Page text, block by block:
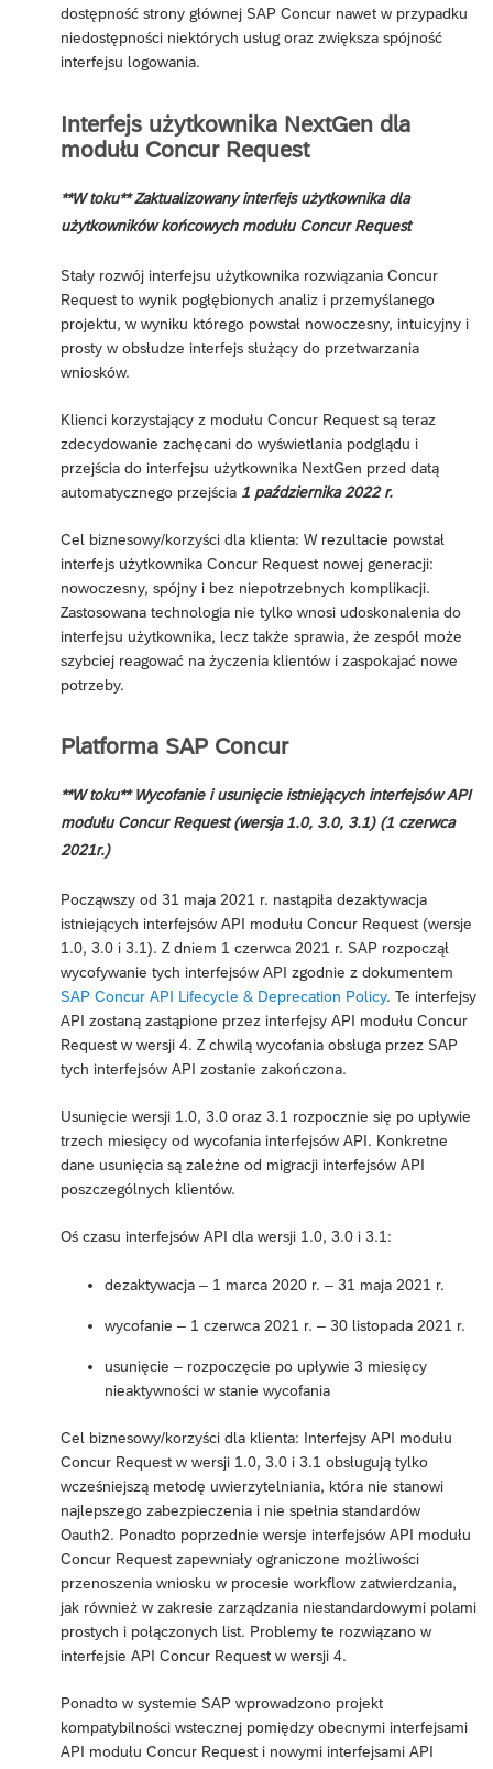
dostępność strony głównej SAP Concur nawet w przypadku
niedostępności niektórych usług oraz zwiększa spójność
interfejsu logowania.
Interfejs użytkownika NextGen dla
modułu Concur Request
**W toku** Zaktualizowany interfejs użytkownika dla
użytkowników końcowych modułu Concur Request
Stały rozwój interfejsu użytkownika rozwiązania Concur
Request to wynik pogłębionych analiz i przemyślanego
projektu, w wyniku którego powstał nowoczesny, intuicyjny i
prosty w obsłudze interfejs służący do przetwarzania
wniosków.
Klienci korzystający z modułu Concur Request są teraz
zdecydowanie zachęcani do wyświetlania podglądu i
przejścia do interfejsu użytkownika NextGen przed datą
automatycznego przejścia 1 października 2022 r.
Cel biznesowy/korzyści dla klienta: W rezultacie powstał
interfejs użytkownika Concur Request nowej generacji:
nowoczesny, spójny i bez niepotrzebnych komplikacji.
Zastosowana technologia nie tylko wnosi udoskonalenia do
interfejsu użytkownika, lecz także sprawia, że zespół może
szybciej reagować na życzenia klientów i zaspokajać nowe
potrzeby.
Platforma SAP Concur
**W toku** Wycofanie i usunięcie istniejących interfejsów API
modułu Concur Request (wersja 1.0, 3.0, 3.1) (1 czerwca
2021r.)
Począwszy od 31 maja 2021 r. nastąpiła dezaktywacja
istniejących interfejsów API modułu Concur Request (wersje
1.0, 3.0 i 3.1). Z dniem 1 czerwca 2021 r. SAP rozpoczął
wycofywanie tych interfejsów API zgodnie z dokumentem
SAP Concur API Lifecycle & Deprecation Policy. Te interfejsy
API zostaną zastąpione przez interfejsy API modułu Concur
Request w wersji 4. Z chwilą wycofania obsługa przez SAP
tych interfejsów API zostanie zakończona.
Usunięcie wersji 1.0, 3.0 oraz 3.1 rozpocznie się po upływie
trzech miesięcy od wycofania interfejsów API. Konkretne
dane usunięcia są zależne od migracji interfejsów API
poszczególnych klientów.
Oś czasu interfejsów API dla wersji 1.0, 3.0 i 3.1:
dezaktywacja – 1 marca 2020 r. – 31 maja 2021 r.
wycofanie – 1 czerwca 2021 r. – 30 listopada 2021 r.
usunięcie – rozpoczęcie po upływie 3 miesięcy
nieaktywności w stanie wycofania
Cel biznesowy/korzyści dla klienta: Interfejsy API modułu
Concur Request w wersji 1.0, 3.0 i 3.1 obsługują tylko
wcześniejszą metodę uwierzytelniania, która nie stanowi
najlepszego zabezpieczenia i nie spełnia standardów
Oauth2. Ponadto poprzednie wersje interfejsów API modułu
Concur Request zapewniały ograniczone możliwości
przenoszenia wniosku w procesie workflow zatwierdzania,
jak również w zakresie zarządzania niestandardowymi polami
prostych i połączonych list. Problemy te rozwiązano w
interfejsie API Concur Request w wersji 4.
Ponadto w systemie SAP wprowadzono projekt
kompatybilności wstecznej pomiędzy obecnymi interfejsami
API modułu Concur Request i nowymi interfejsami API